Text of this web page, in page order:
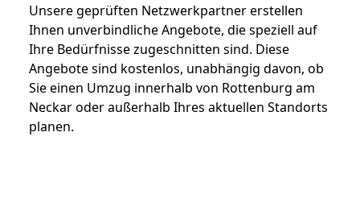
Unsere geprüften Netzwerkpartner erstellen
Ihnen unverbindliche Angebote, die speziell auf
Ihre Bedürfnisse zugeschnitten sind. Diese
Angebote sind kostenlos, unabhängig davon, ob
Sie einen Umzug innerhalb von Rottenburg am
Neckar oder außerhalb Ihres aktuellen Standorts
planen.